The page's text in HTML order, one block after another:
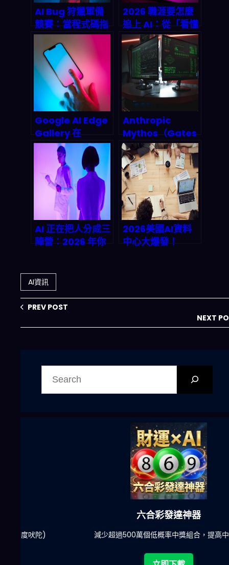
AI Bug 狩獵軍備
競賽：當程式碼指
數爆發，誰來守護
你的數位命脈？
2026 職涯要怎麼
追上 AI：從「看懂
職缺變化」到把工
具落地的實戰路線
Google AI Edge
Gallery 在
2026：
Gemini/Gemm
a-4 離線上手機，
企業與內容團隊怎
麼把隱私紅利變成
可量化產能？
Anthropic
Mythos（Gates
）上線企業資安：
AI 直接看懂網路流
量、偵測惡意行為
並自動回應，
2026 資安作業會
怎麼被重寫？
AI 正在把人分成三
陣營：2026 年你
者的職場生存指
南）
2026美國AI資料
中心大爆發！
AI資訊
PREV POST
NEXT
六合彩發達神器
減少超過500萬個低概率中獎組合，提高中獎率